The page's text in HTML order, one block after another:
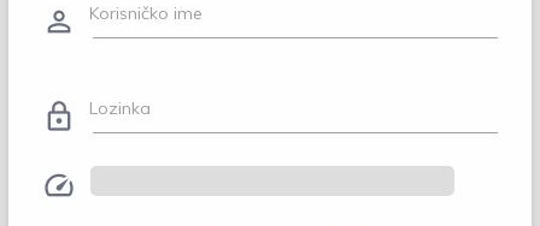
person_outline Korisničko ime
lock_outline Lozinka
speed